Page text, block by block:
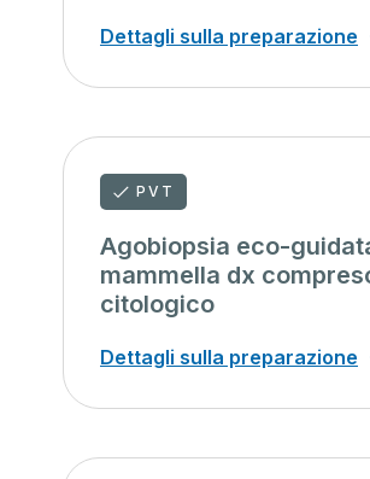
Dettagli sulla preparazione
PVT
Agobiopsia eco-
mammella dx
citologico
Dettagli sulla preparazione